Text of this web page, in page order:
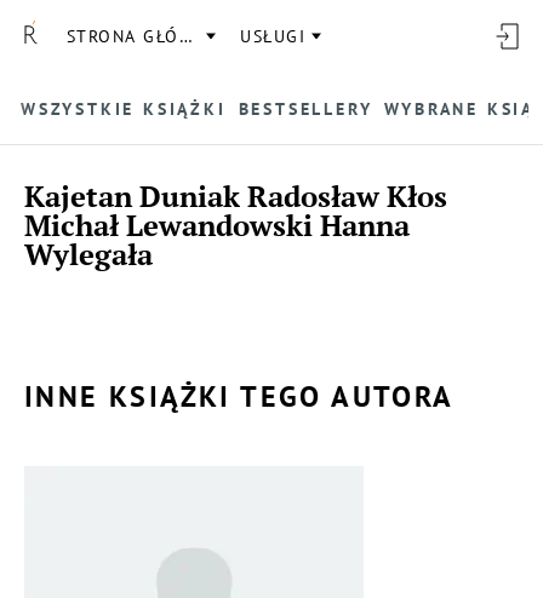
STRONA GŁÓWNA USŁUGI
WSZYSTKIE KSIĄŻKI BESTSELLERY WYBRANE
Kajetan Duniak Radosław Kłos
Michał Lewandowski Hanna
Wylegała
INNE KSIĄŻKI TEGO AUTORA